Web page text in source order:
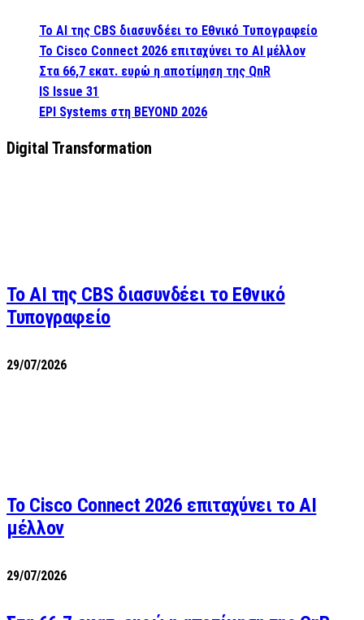
Το AI της CBS διασυνδέει το Εθνικό Τυπογραφείο
Το Cisco Connect 2026 επιταχύνει το AI μέλλον
Στα 66,7 εκατ. ευρώ η αποτίμηση της QnR
IS Issue 31
EPI Systems στη BEYOND 2026
Digital Transformation
Το AI της CBS διασυνδέει το Εθνικό
Τυπογραφείο
29/07/2026
Το Cisco Connect 2026 επιταχύνει το AI
μέλλον
29/07/2026